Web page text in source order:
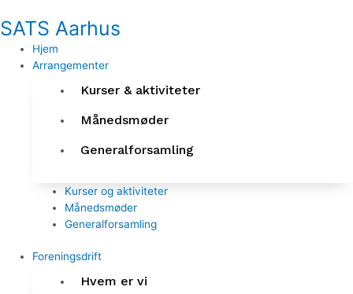
til
indholdet
SATS Aarhus
Hjem
Arrangementer
Kurser & aktiviteter
Månedsmøder
Generalforsamling
Kurser og aktiviteter
Månedsmøder
Generalforsamling
Foreningsdrift
Hvem er vi